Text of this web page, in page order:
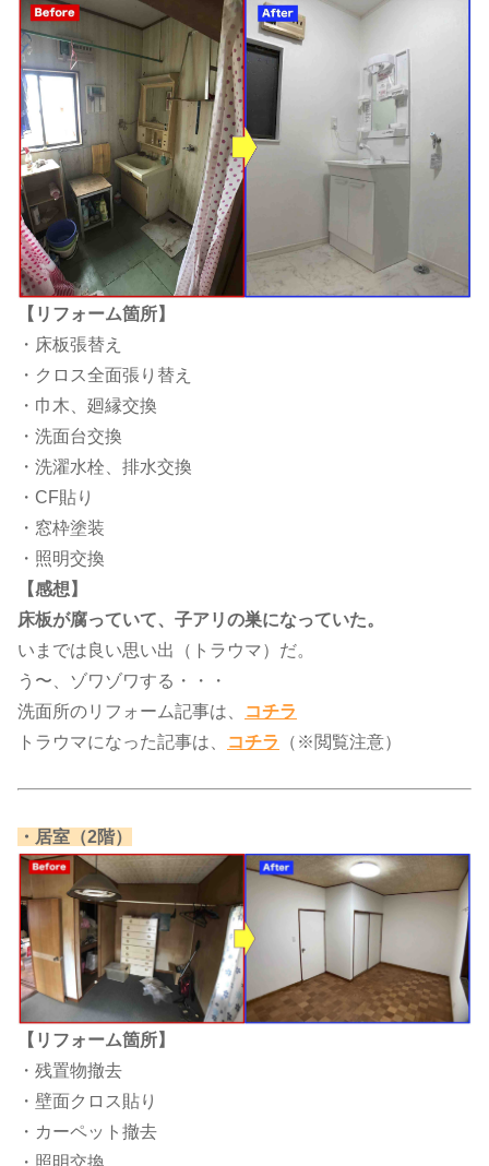
【リフォーム箇所】
・床板張替え
・クロス全面張り替え
・巾木、廻縁交換
・洗面台交換
・洗濯水栓、排水交換
・CF貼り
・窓枠塗装
・照明交換
【感想】
床板が腐っていて、子アリの巣になっていた。
いまでは良い思い出（トラウマ）だ。
う〜、ゾワゾワする・・・
洗面所のリフォーム記事は、​
コチラ
トラウマになった記事は、​
コチラ （※閲覧注意）
​・居室（2階）​
【リフォーム箇所】
・残置物撤去
・壁面クロス貼り
・カーペット撤去